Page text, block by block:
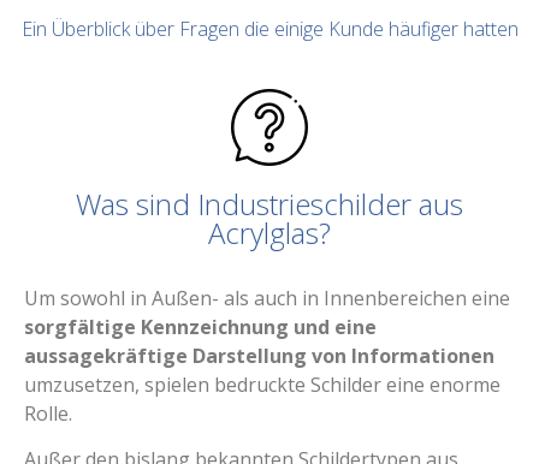
Ein Überblick über Fragen die einige Kunde häufiger hatten
Was sind Industrieschilder aus
Acrylglas?
Um sowohl in Außen- als auch in Innenbereichen eine
sorgfältige Kennzeichnung und eine
aussagekräftige Darstellung von Informationen
umzusetzen, spielen bedruckte Schilder eine enorme
Rolle.